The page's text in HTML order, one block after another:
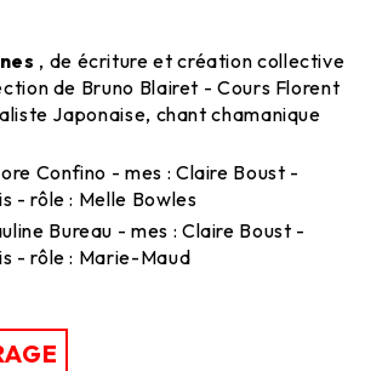
, de écriture et création collective
de Bruno Blairet - Cours Florent
Japonaise, chant chamanique
Confino - mes : Claire Boust -
- rôle : Melle Bowles
Bureau - mes : Claire Boust -
- rôle : Marie-Maud